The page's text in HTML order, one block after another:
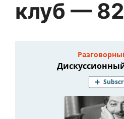
клуб — 82